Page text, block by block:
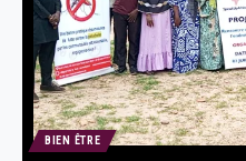
BIEN ÊTRE